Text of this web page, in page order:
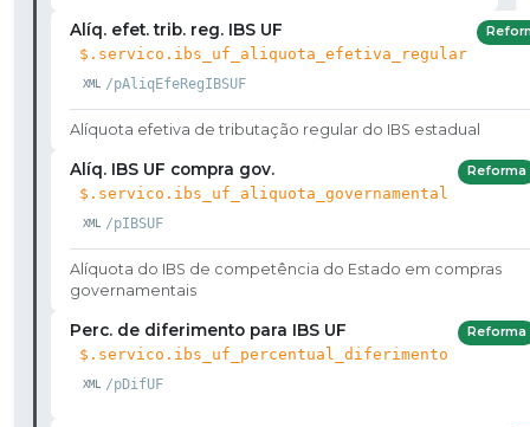
Alíq. efet. trib. reg. IBS UF
$.servico.ibs_uf_aliquota_efetiva_regular
/pAliqEfeRegIBSUF
Alíquota efetiva de tributação regular do IBS estadual
Alíq. IBS UF compra gov.
$.servico.ibs_uf_aliquota_governamental
/pIBSUF
Reforma
Alíquota do IBS de competência do Estado em compras
governamentais
Perc. de diferimento para IBS UF
$.servico.ibs_uf_percentual_diferimento
/pDifUF
Reforma